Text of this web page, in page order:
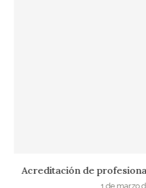
Acreditación de
1 de marzo